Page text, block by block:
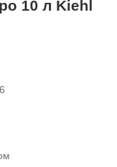
10 л Kiehl